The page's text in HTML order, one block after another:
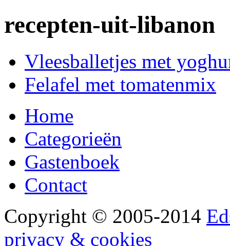
recepten-uit-libanon
Vleesballetjes met
Felafel met tomatenmix
Home
Categorieën
Gastenboek
Contact
Copyright © 2005-2014
privacy & cookies